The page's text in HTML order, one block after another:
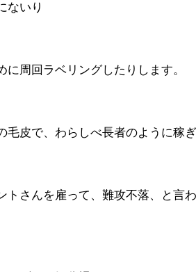
ないり
周回ラベリングしたりします。
毛皮で、わらしべ長者のように稼
トさんを雇って、難攻不落、と言